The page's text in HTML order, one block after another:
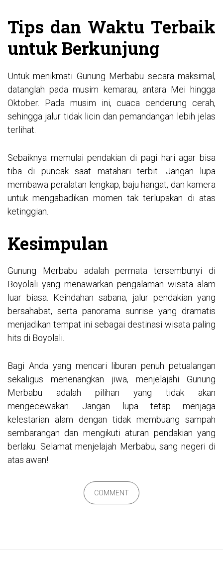
Tips dan Waktu Terbaik
untuk Berkunjung
Untuk menikmati Gunung Merbabu secara maksimal,
datanglah pada musim kemarau, antara Mei hingga
Oktober. Pada musim ini, cuaca cenderung cerah,
sehingga jalur tidak licin dan pemandangan lebih jelas
terlihat.
Sebaiknya memulai pendakian di pagi hari agar bisa
tiba di puncak saat matahari terbit. Jangan lupa
membawa peralatan lengkap, baju hangat, dan kamera
untuk mengabadikan momen tak terlupakan di atas
ketinggian.
Kesimpulan
Gunung Merbabu adalah permata tersembunyi di
Boyolali yang menawarkan pengalaman wisata alam
luar biasa. Keindahan sabana, jalur pendakian yang
bersahabat, serta panorama sunrise yang dramatis
menjadikan tempat ini sebagai destinasi wisata paling
hits di Boyolali.
Bagi Anda yang mencari liburan penuh petualangan
sekaligus menenangkan jiwa, menjelajahi Gunung
Merbabu adalah pilihan yang tidak akan
mengecewakan. Jangan lupa tetap menjaga
kelestarian alam dengan tidak membuang sampah
sembarangan dan mengikuti aturan pendakian yang
berlaku. Selamat menjelajah Merbabu, sang negeri di
atas awan!
COMMENT